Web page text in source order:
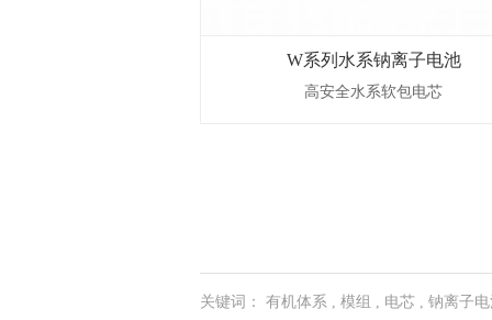
W系列水系钠离子电池
高安全水系软包电芯
High-Safety Aqueous Pouch Cell
关键词： 有机体系 , 模组 , 电芯 , 钠离子